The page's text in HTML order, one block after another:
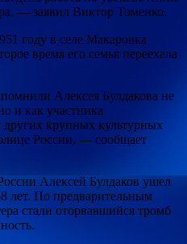
— заявил Виктор Томенко.
году в селе Макаровка
время его семья переехала
Алексея Булдакова не
и как участника
крупных культурных
России, — сообщает
Алексей Булдаков ушел
лет. По предварительным
стали оторвавшийся тромб